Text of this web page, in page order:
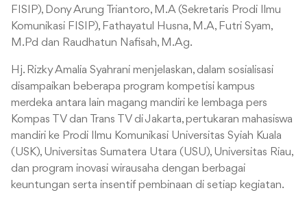
FISIP), Dony Arung Triantoro, M.A (Sekretaris Prodi Ilmu
Komunikasi FISIP), Fathayatul Husna, M.A, Futri Syam,
M.Pd dan Raudhatun Nafisah, M.Ag.
Hj. Rizky Amalia Syahrani menjelaskan, dalam sosialisasi
disampaikan beberapa program kompetisi kampus
merdeka antara lain magang mandiri ke lembaga pers
Kompas TV dan Trans TV di Jakarta, pertukaran mahasiswa
mandiri ke Prodi Ilmu Komunikasi Universitas Syiah Kuala
(USK), Universitas Sumatera Utara (USU), Universitas Riau,
dan program inovasi wirausaha dengan berbagai
keuntungan serta insentif pembinaan di setiap kegiatan.